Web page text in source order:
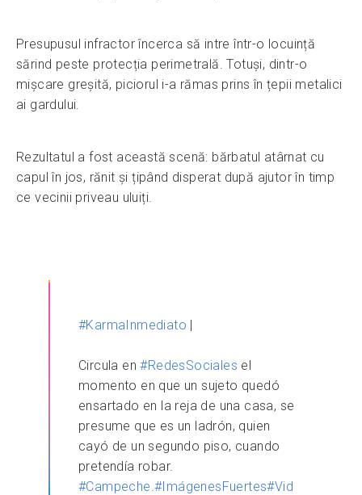
Presupusul infractor încerca să intre într-o locuință
sărind peste protecția perimetrală. Totuși, dintr-o
mișcare greșită, piciorul i-a rămas prins în țepii metalici
ai gardului.
Rezultatul a fost această scenă: bărbatul atârnat cu
capul în jos, rănit și țipând disperat după ajutor în timp
ce vecinii priveau uluiți.
#KarmaInmediato |
Circula en#RedesSociales el
momento en que un sujeto quedó
ensartado en la reja de una casa, se
presume que es un ladrón, quien
cayó de un segundo piso, cuando
pretendía robar.
#Campeche .#ImágenesFuertes#Vid